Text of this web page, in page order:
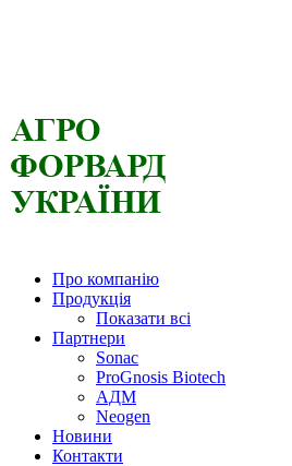
Про компанію
Продукція
Показати всі
Партнери
Sonac
ProGnosis Biotech
АДМ
Neogen
Новини
Контакти